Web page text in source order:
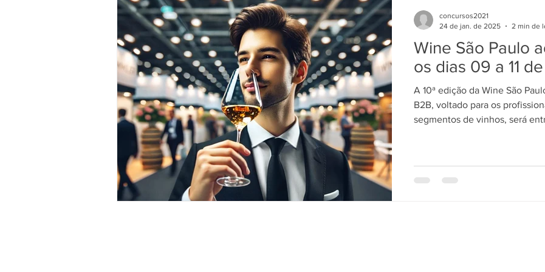
Wine São Paulo
os dias 09 a 11
A 10ª edição da Wine São
B2B, voltado para os
segmentos de vinhos, será
nacionais e internacionais,
concursos2021
24 de jan. de 2025
2 min de